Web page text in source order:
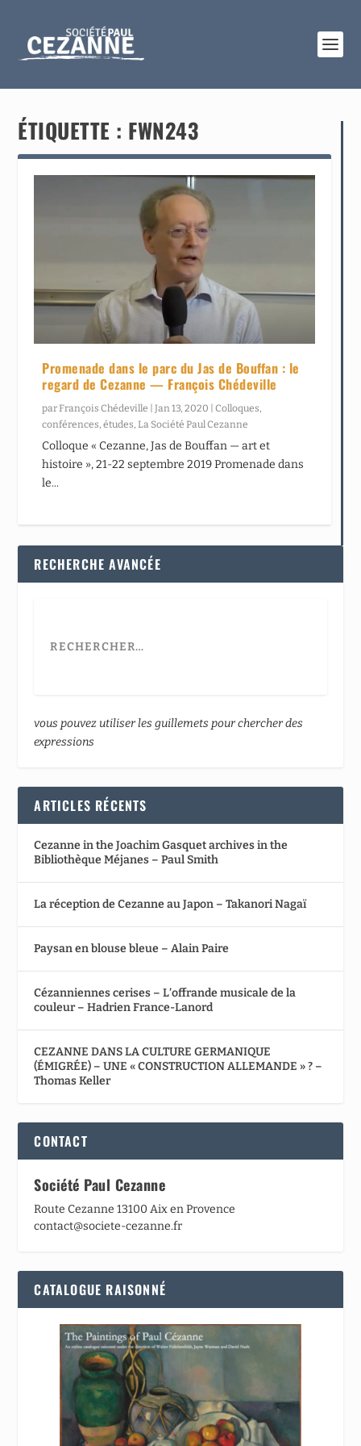
ÉTIQUETTE : FWN243
Promenade dans le parc du Jas de Bouffan : le
regard de Cezanne — François Chédeville
par François Chédeville |Jan 13, 2020 |Colloques,
conférences, études La Société Paul Cezanne
Colloque « Cezanne, Jas de Bouffan — art et
histoire », 21-22 septembre 2019 Promenade dans
le...
RECHERCHE AVANCÉE
vous pouvez utiliser les guillemets pour chercher des
expressions
ARTICLES RÉCENTS
Cezanne in the Joachim Gasquet archives in the
Bibliothèque Méjanes – Paul Smith
La réception de Cezanne au Japon – Takanori Nagaï
Paysan en blouse bleue – Alain Paire
Cézanniennes cerises – L’offrande musicale de la
couleur – Hadrien France-Lanord
CEZANNE DANS LA CULTURE GERMANIQUE
(ÉMIGRÉE) – UNE « CONSTRUCTION ALLEMANDE » ? –
Thomas Keller
CONTACT
Société Paul Cezanne
Route Cezanne 13100 Aix en Provence
contact@societe-cezanne.fr
CATALOGUE RAISONNÉ